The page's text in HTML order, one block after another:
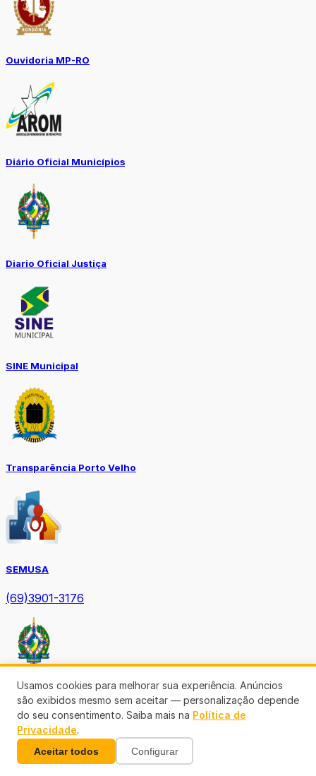
Ouvidoria MP-RO
Diário Oficial Municípios
Diario Oficial Justiça
SINE Municipal
Transparência Porto Velho
SEMUSA
(69)3901-3176
Diário Oficial TCE-RO
Usamos cookies para melhorar sua experiência. Anúncios
são exibidos mesmo sem aceitar — personalização depende
do seu consentimento. Saiba mais na Política de
Privacidade.
Aceitar todos Configurar